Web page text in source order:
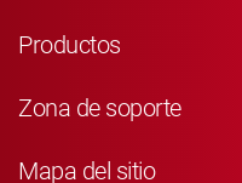
Productos
Zona de soporte
Mapa del sitio